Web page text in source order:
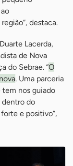
destaca.
Lacerda,
de Nova
do Sebrae. “O
. Uma parceria
tem nos guiado
dentro do
e positivo”,